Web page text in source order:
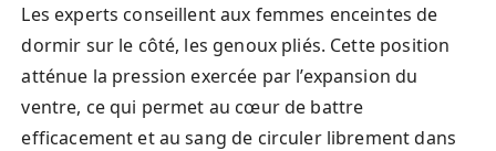
Les experts conseillent aux femmes enceintes de
dormir sur le côté, les genoux pliés. Cette position
atténue la pression exercée par l’expansion du
ventre, ce qui permet au cœur de battre
efficacement et au sang de circuler librement dans